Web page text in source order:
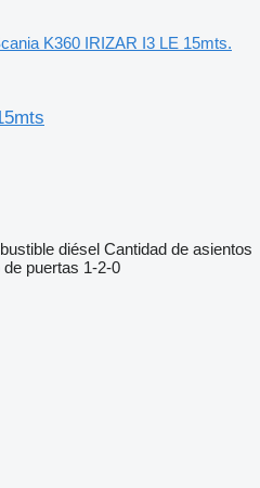
K360 IRIZAR I3 LE 15mts.
diésel Cantidad de asientos
puertas 1-2-0